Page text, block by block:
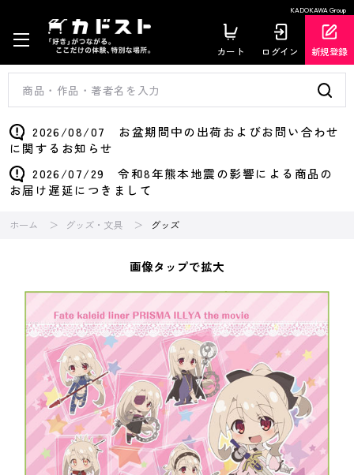
KADOKAWA Group
カート ログイン 新規登録
2026/08/07 お盆期間中の出荷およびお問い合わせ
に関するお知らせ
2026/07/29 令和8年熊本地震の影響による商品の
お届け遅延につきまして
ホーム グッズ・文具 グッズ
画像タップで拡大